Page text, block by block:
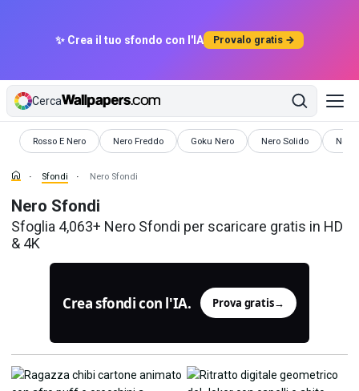
✨ Crea il tuo sfondo con l'IA Provalo gratis →
Cerca
Rosso E Nero
Sfondi Nero Freddo
Sfondi Goku Nero
Sfondi Nero Solido
Sfondi Nero
Sfondi Nero Sfondi
Nero Sfondi
Sfoglia 4,063+ Nero Sfondi per scaricare gratis in HD
& 4K
Crea sfondi con l'IA. Prova gratis→